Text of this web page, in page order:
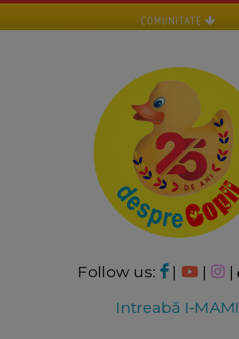
COMUNITATE
Follow us: | | |
Intreabă I-MAMI